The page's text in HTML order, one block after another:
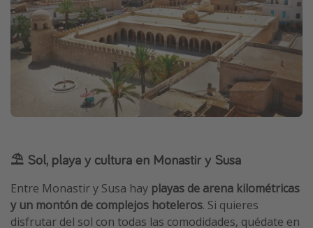
⛱️ Sol, playa y cultura en Monastir y Susa
Entre Monastir y Susa hay playas de arena kilométricas
y un montón de complejos hoteleros. Si quieres
disfrutar del sol con todas las comodidades, quédate en